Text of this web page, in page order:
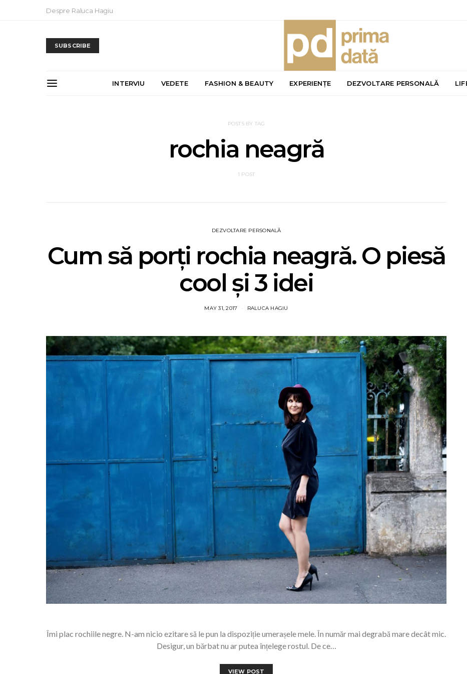
Despre Raluca Hagiu
SUBSCRIBE
INTERVIU VEDETE FASHION & BEAUTY EXPERIENȚE DEZVOLTARE PERSONALĂ
POSTS BY TAG
rochia neagră
1 POST
DEZVOLTARE PERSONALĂ
Cum să porți rochia neagră. O piesă
cool și 3 idei
MAY 31, 2017 RALUCA HAGIU
Îmi plac rochiile negre. N-am nicio ezitare să le pun la dispoziție umerașele mele. În număr mai degrabă mare decât mic.
Desigur, un bărbat nu ar putea înțelege rostul. De ce…
VIEW POST